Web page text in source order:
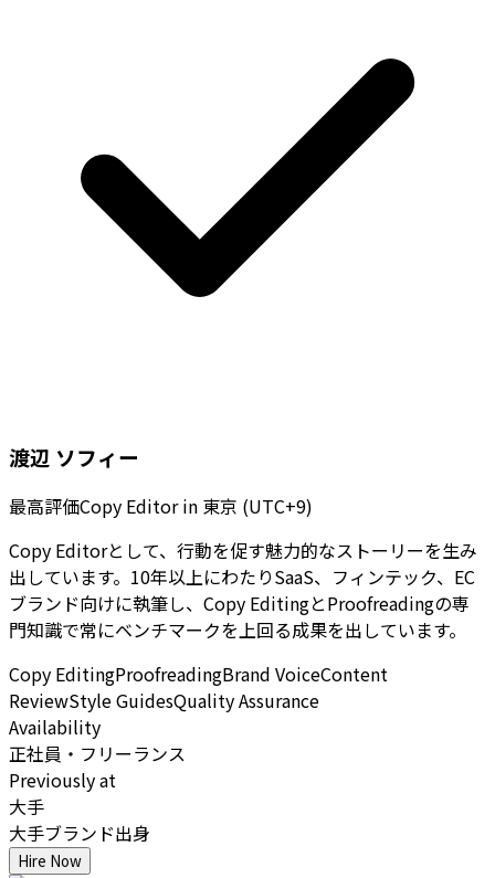
渡辺 ソフィー
最高評価Copy Editorin 東京 (UTC+9)
Copy Editorとして、行動を促す魅力的なストーリーを生み
出しています。10年以上にわたりSaaS、フィンテック、EC
ブランド向けに執筆し、Copy EditingとProofreadingの専
門知識で常にベンチマークを上回る成果を出しています。
Copy EditingProofreadingBrand VoiceContent
ReviewStyle GuidesQuality Assurance
Availability
正社員・フリーランス
Previously at
大手
大手ブランド出身
Hire Now